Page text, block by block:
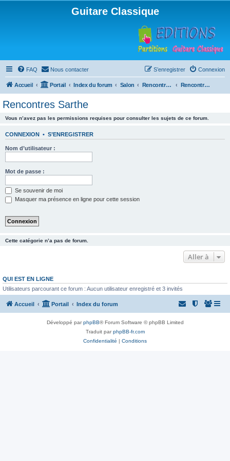
Guitare Classique
FAQ Nous contacter Connexion
S’enregistrer
Accueil Portail Index du forum Salon Rencontres musicales Rencontres Sarthe
Rencontres Sarthe
Vous n’avez pas les permissions requises pour consulter les sujets de ce forum.
CONNEXION • S’ENREGISTRER
Nom d’utilisateur :
Mot de passe :
Se souvenir de moi
Masquer ma présence en ligne pour cette session
Cette catégorie n’a pas de forum.
Aller à
QUI EST EN LIGNE
Utilisateurs parcourant ce forum : Aucun utilisateur enregistré et 3 invités
Accueil Portail Index du forum
Développé parphpBB® Forum Software © phpBB Limited
Traduit parphpBB-fr.com
Confidentialité | Conditions